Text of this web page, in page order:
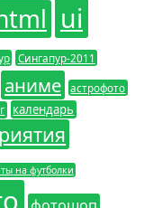
ui
Сингапур-2011
аниме
астрофото
календарь
на футболки